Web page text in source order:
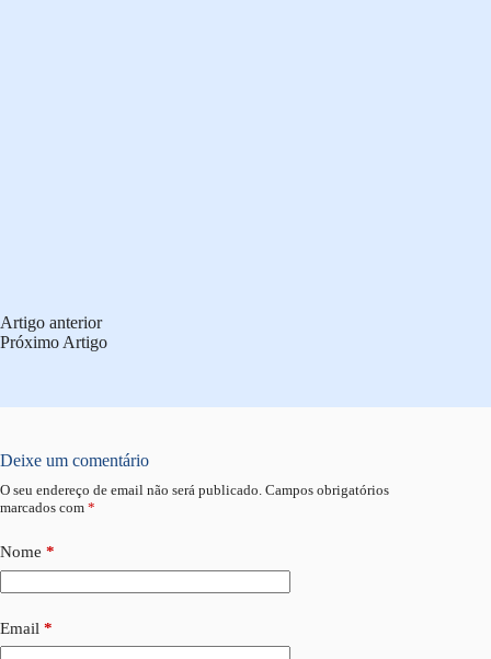
Artigo anterior
Próximo Artigo
Deixe um comentário
O seu endereço de email não será publicado. Campos obrigatórios
marcados com *
Nome *
Email *